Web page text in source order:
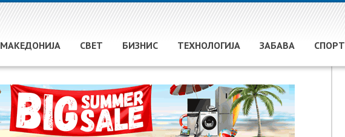
МАКЕДОНИЈА СВЕТ БИЗНИС ТЕХНОЛОГИЈА ЗАБАВА СПОРТ